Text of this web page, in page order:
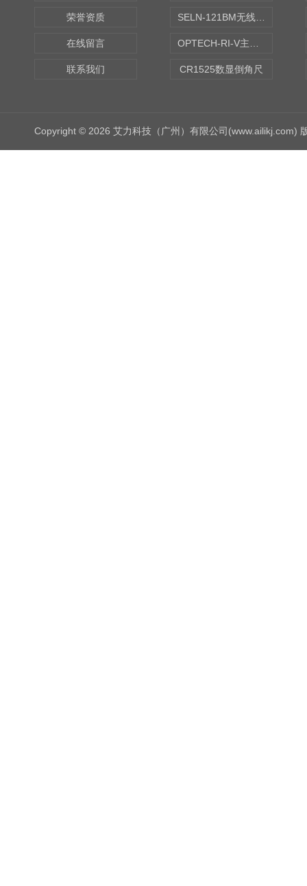
荣誉资质
在线留言
联系我们 CR1525数显倒角尺
Copyright © 2026 艾力科技（广州）有限公司(www.ailikj.com)